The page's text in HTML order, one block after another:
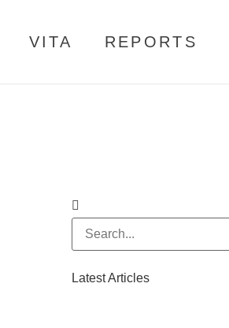
VITA REPORTS
Latest Articles